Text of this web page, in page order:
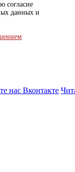
согласие
данных и
нас Вконтакте